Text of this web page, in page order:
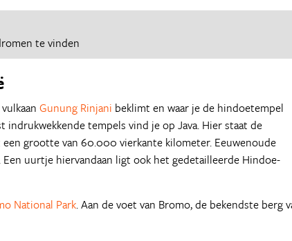
te vinden
Gunung Rinjani beklimt en waar je de hindoetempel
indrukwekkende tempels vind je op Java. Hier staat de
een grootte van 60.000 vierkante kilometer. Eeuwenoude
uurtje hiervandaan ligt ook het gedetailleerde Hindoe-
National Park. Aan de voet van Bromo, de bekendste berg